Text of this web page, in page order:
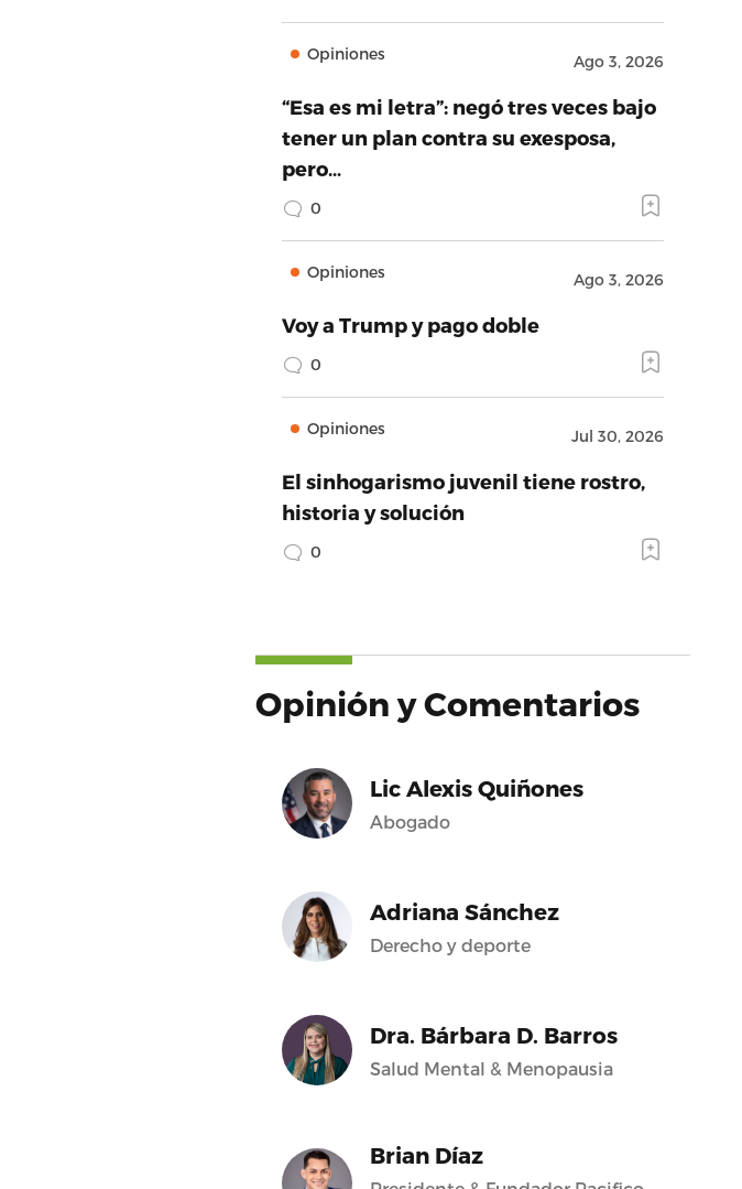
Opiniones Ago 3, 2026
“Esa es mi letra”: negó tres veces bajo
tener un plan contra su exesposa,
pero…
0
Opiniones Ago 3, 2026
Voy a Trump y pago doble
0
Opiniones Jul 30, 2026
El sinhogarismo juvenil tiene rostro,
historia y solución
0
Opinión y Comentarios
Lic Alexis Quiñones
Abogado
Adriana Sánchez
Derecho y deporte
Dra. Bárbara D. Barros
Salud Mental & Menopausia
Brian Díaz